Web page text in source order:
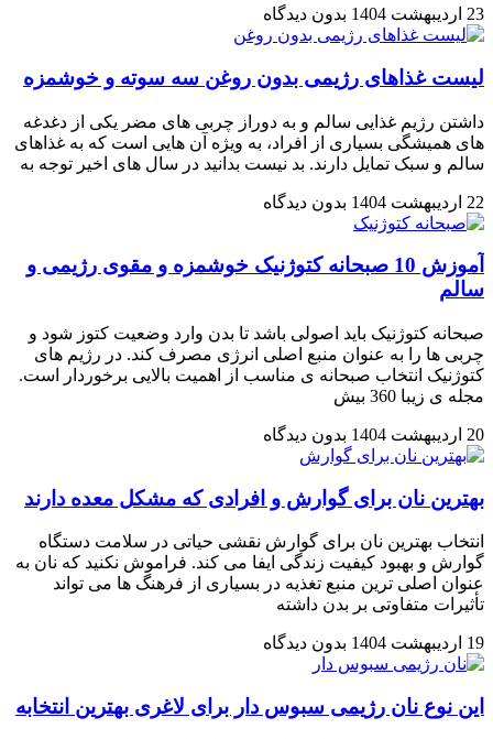
23 اردیبهشت 1404 بدون دیدگاه
لیست غذاهای رژیمی بدون روغن سه سوته و خوشمزه
داشتن رژیم غذایی سالم و به دوراز چربی های مضر یکی از دغدغه
های همیشگی بسیاری از افراد، به ویژه آن هایی است که به غذاهای
سالم و سبک تمایل دارند. بد نیست بدانید در سال های اخیر توجه به
22 اردیبهشت 1404 بدون دیدگاه
آموزش 10 صبحانه کتوژنیک خوشمزه و مقوی رژیمی و
سالم
صبحانه کتوژنیک باید اصولی باشد تا بدن وارد وضعیت کتوز شود و
چربی‌ ها را به عنوان منبع اصلی انرژی مصرف کند. در رژیم های
کتوژنیک انتخاب صبحانه ی مناسب از اهمیت بالایی برخوردار است.
مجله ی زیبا 360 بیش
20 اردیبهشت 1404 بدون دیدگاه
بهترین نان برای گوارش و افرادی که مشکل معده دارند
انتخاب بهترین نان برای گوارش نقشی حیاتی در سلامت دستگاه
گوارش و بهبود کیفیت زندگی ایفا می کند. فراموش نکنید که نان به
عنوان اصلی ترین منبع تغذیه در بسیاری از فرهنگ ها می تواند
تأثیرات متفاوتی بر بدن داشته
19 اردیبهشت 1404 بدون دیدگاه
این نوع نان رژیمی سبوس دار برای لاغری بهترین انتخابه